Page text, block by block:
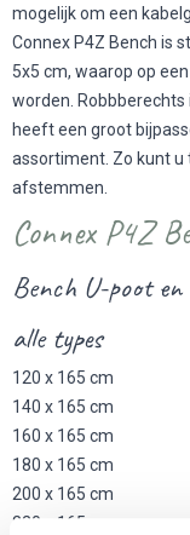
mogelijk om een
Connex P4Z Bench is
5x5 cm, waarop op
worden.
heeft een groot
assortiment. Zo kunt u
afstemmen.
Connex P4Z
Bench U-poot
alle types
120 x 165 cm
140 x 165 cm
160 x 165 cm
180 x 165 cm
200 x 165 cm
220 x 165 cm